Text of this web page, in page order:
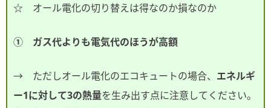
☆ オール電化の切り替えは得なのか損なのか
① ガス代よりも電気代のほうが高額
→ ただしオール電化のエコキュートの場合、 エネルギ
ー1に対して3の熱量を生み出す点に注意してください。